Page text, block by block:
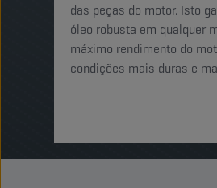
das peças do motor. Isto
óleo robusta em qualquer
máximo rendimento do
condições mais duras e